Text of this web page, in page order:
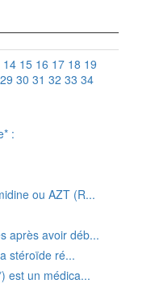
14 15 16 17 18 19
29 30 31 32 33 34
:
ou AZT (R...
après avoir déb...
stéroïde ré...
est un médica...